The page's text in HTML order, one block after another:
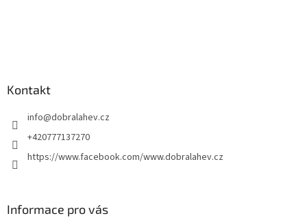
Kontakt
info@dobralahev.cz
+420777137270
https://www.facebook.com/www.dobralahev.cz
Informace pro vás